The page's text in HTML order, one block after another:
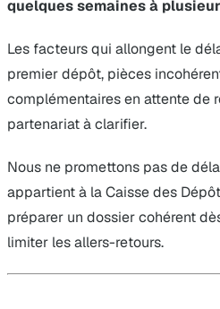
quelques semaines à
Les facteurs qui allongent le
premier dépôt, pièces
complémentaires en attente de
partenariat à clarifier.
Nous ne promettons pas de
appartient à la Caisse des
préparer un dossier cohérent
limiter les allers-retours.